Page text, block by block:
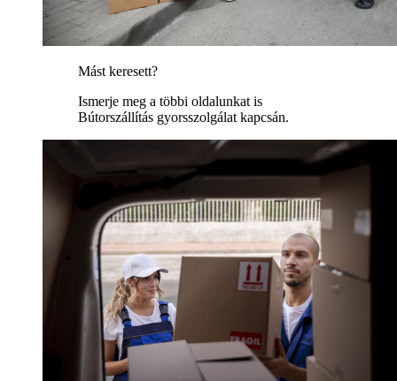
Mást keresett?
Ismerje meg a többi oldalunkat is
Bútorszállítás gyorsszolgálat kapcsán.